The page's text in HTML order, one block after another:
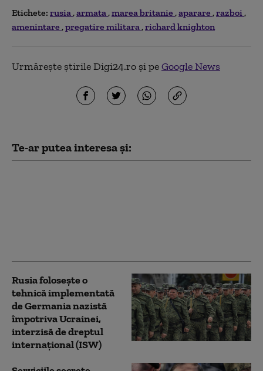
Etichete: rusia armata marea britanie aparare razboi
amenintare pregatire militara richard knighton
Urmărește știrile Digi24.ro și peGoogle News
Te-ar putea interesa și:
Rusia folosește o
tehnică implementată
de Germania nazistă
împotriva Ucrainei,
interzisă de dreptul
internațional (ISW)